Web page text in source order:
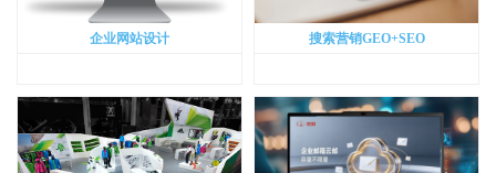
企业网站设计 搜索营销GEO+SEO